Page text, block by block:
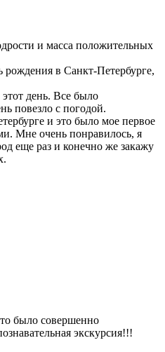
и масса положительных
рождения в Санкт-Петербурге,
день. Все было
повезло с погодой.
и это было мое первое
Мне очень понравилось, я
еще раз и конечно же закажу
было совершенно
экскурсия!!!